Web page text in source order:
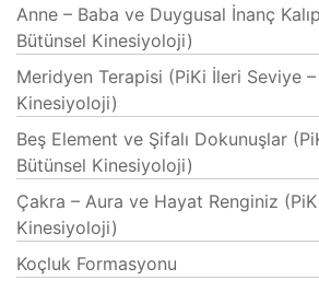
Anne – Baba ve Duygusal İnanç
Bütünsel Kinesiyoloji)
Meridyen Terapisi (PiKi İleri Seviye
Kinesiyoloji)
Beş Element ve Şifalı Dokunuşlar
Bütünsel Kinesiyoloji)
Çakra – Aura ve Hayat Renginiz
Kinesiyoloji)
Koçluk Formasyonu